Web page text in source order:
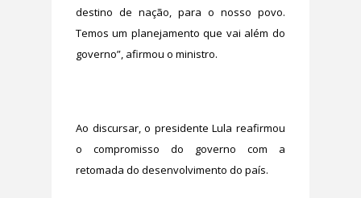
destino de nação, para o nosso povo.
Temos um planejamento que vai além do
governo”, afirmou o ministro.
Ao discursar, o presidente Lula reafirmou
o compromisso do governo com a
retomada do desenvolvimento do país.